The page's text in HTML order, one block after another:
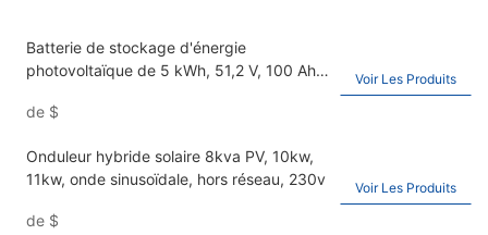
Batterie de stockage d'énergie
photovoltaïque de 5 kWh, 51,2 V, 100 Ah,
fer-phosphate, 48 V
de $
Voir Les Produits
Onduleur hybride solaire 8kva PV, 10kw,
11kw, onde sinusoïdale, hors réseau, 230v
de $
Voir Les Produits